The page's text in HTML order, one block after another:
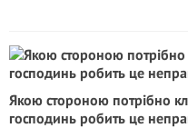
Якою стороною потрібно
господинь робить це